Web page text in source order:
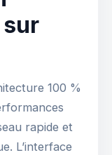
100 %
rapide et
L’interface